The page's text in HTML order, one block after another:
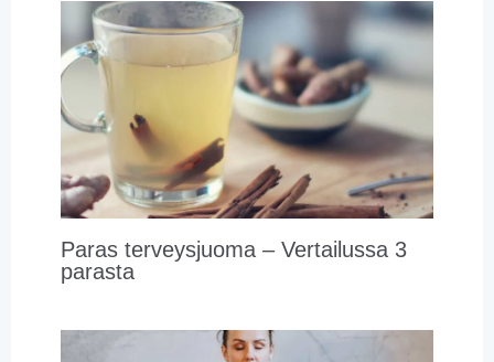
Paras terveysjuoma – Vertailussa 3
parasta